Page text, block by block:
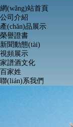
網(wǎng)站首頁
公司介紹
產(chǎn)品展示
榮譽證書
新聞動態(tài)
視頻展示
家譜酒文化
百家姓
聯(lián)系我們